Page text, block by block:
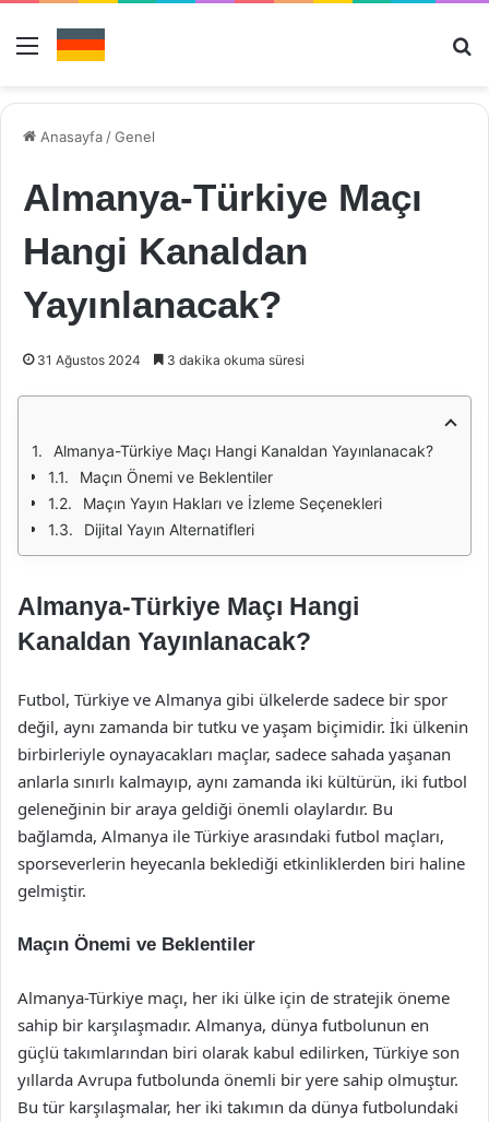
Menü
Anasayfa /Genel
Almanya-Türkiye Maçı
Hangi Kanaldan
Yayınlanacak?
31 Ağustos 2024 3 dakika okuma süresi
Almanya-Türkiye Maçı Hangi Kanaldan Yayınlanacak?
Maçın Önemi ve Beklentiler
Maçın Yayın Hakları ve İzleme Seçenekleri
Dijital Yayın Alternatifleri
Almanya-Türkiye Maçı Hangi
Kanaldan Yayınlanacak?
Futbol, Türkiye ve Almanya gibi ülkelerde sadece bir spor
değil, aynı zamanda bir tutku ve yaşam biçimidir. İki ülkenin
birbirleriyle oynayacakları maçlar, sadece sahada yaşanan
anlarla sınırlı kalmayıp, aynı zamanda iki kültürün, iki futbol
geleneğinin bir araya geldiği önemli olaylardır. Bu
bağlamda, Almanya ile Türkiye arasındaki futbol maçları,
sporseverlerin heyecanla beklediği etkinliklerden biri haline
gelmiştir.
Maçın Önemi ve Beklentiler
Almanya-Türkiye maçı, her iki ülke için de stratejik öneme
sahip bir karşılaşmadır. Almanya, dünya futbolunun en
güçlü takımlarından biri olarak kabul edilirken, Türkiye son
yıllarda Avrupa futbolunda önemli bir yere sahip olmuştur.
Bu tür karşılaşmalar, her iki takımın da dünya futbolundaki